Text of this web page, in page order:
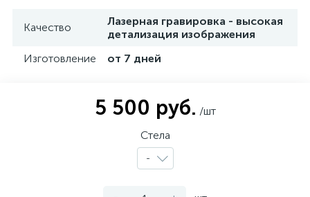
Качество
Лазерная гравировка - высокая
детализация изображения
Изготовление
от 7 дней
5 500 руб. /шт
Стела
-